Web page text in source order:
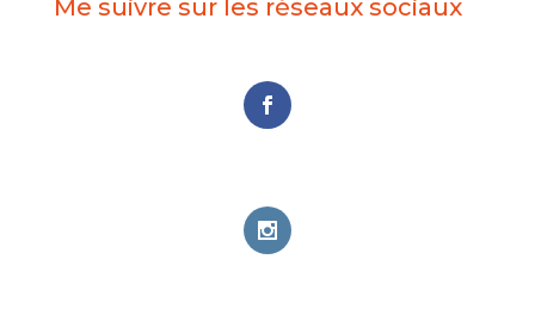
Me suivre sur les réseaux sociaux